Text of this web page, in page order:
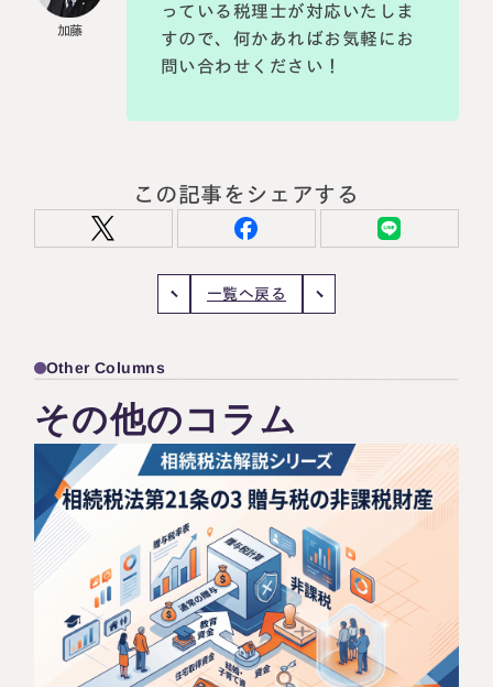
っている税理士が対応いたしま
すので、何かあればお気軽にお
問い合わせください！
この記事をシェアする
一覧へ戻る
Other Columns
その他のコラム